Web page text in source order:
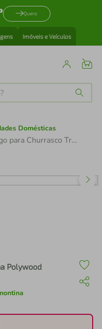
Quero
Imóveis e Veículos
Domésticas
Jogo para Churrasco Tramontina Polywood Castanho 14 Peças
Polywood